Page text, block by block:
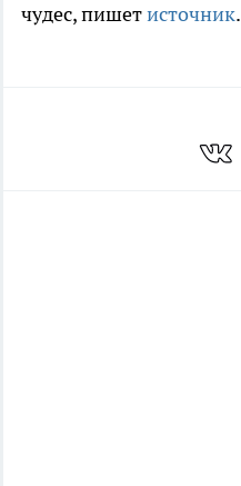
чудес, пишетисточник.